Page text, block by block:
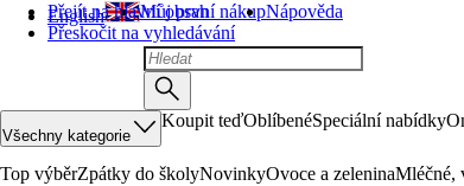
Přejít na hlavní obsah
Přeskočit na vyhledávání
English Můj první nákupNápověda
Všechny kategorie
Koupit teďOblíbenéSpeciální nabídky
Top výběrZpátky do školyNovinkyOvoce a zeleninaMléčné,